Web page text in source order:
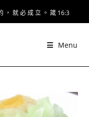
， 就 必 成 立 。 箴 16:3
Menu